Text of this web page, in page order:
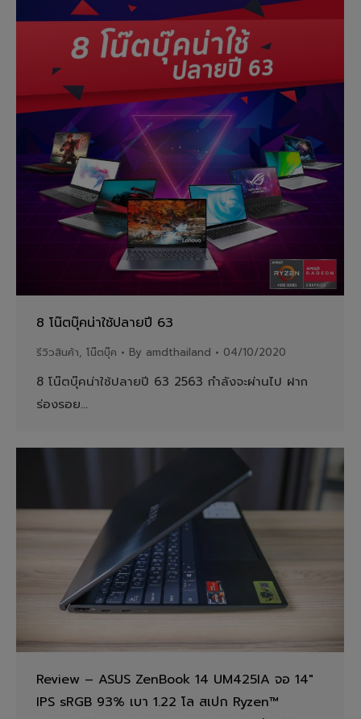
8 โน๊ตบุ๊คน่าใช้ปลายปี 63
รีวิวสินค้า, โน๊ตบุ๊ค By amdthailand 04/10/2020
8 โน๊ตบุ๊คน่าใช้ปลายปี 63 2563 กำลังจะผ่านไป ฝาก
ร่องรอย…
Review – ASUS ZenBook 14 UM425IA จอ 14″
IPS sRGB 93% เบา 1.22 โล สเปก Ryzen™